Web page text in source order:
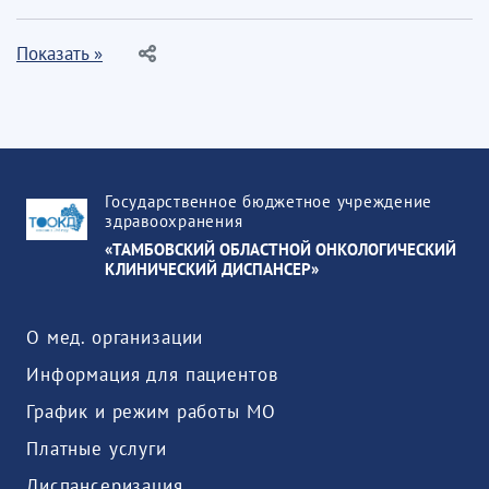
Показать »
Государственное бюджетное учреждение
здравоохранения
«ТАМБОВСКИЙ ОБЛАСТНОЙ ОНКОЛОГИЧЕСКИЙ
КЛИНИЧЕСКИЙ ДИСПАНСЕР»
О мед. организации
Информация для пациентов
График и режим работы МО
Платные услуги